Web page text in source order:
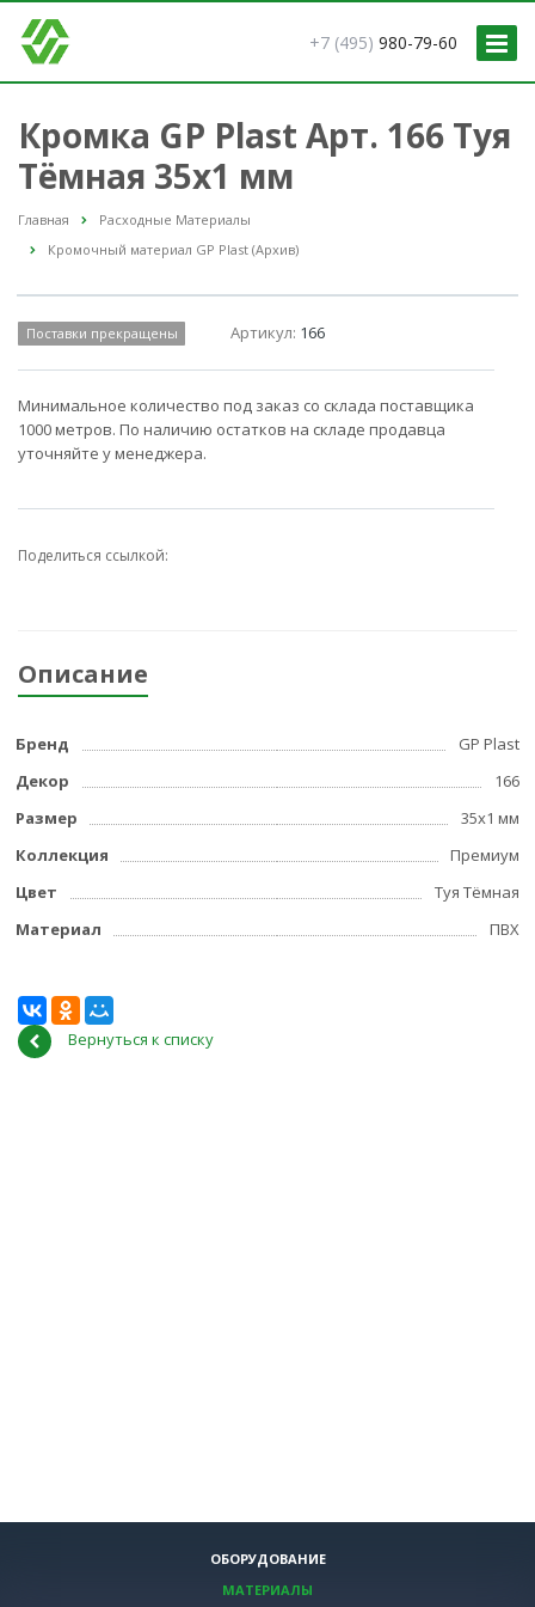
+7 (495) 980-79-60
Кромка GP Plast Арт. 166 Туя
Тёмная 35x1 мм
Главная
Расходные Материалы
Кромочный материал GP Plast (Архив)
Поставки прекращены Артикул: 166
Минимальное количество под заказ со склада поставщика
1000 метров. По наличию остатков на складе продавца
уточняйте у менеджера.
Поделиться ссылкой:
Описание
Бренд
GP Plast
Декор
166
Размер
35x1 мм
Коллекция
Премиум
Цвет
Туя Тёмная
Материал
ПВХ
Вернуться к списку
ОБОРУДОВАНИЕ
МАТЕРИАЛЫ